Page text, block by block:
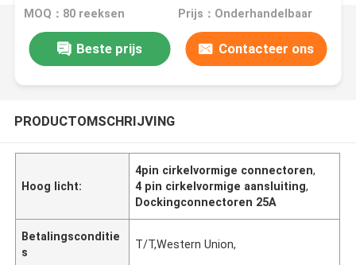
MOQ：80 reeksen Prijs：Onderhandelbaar
Beste prijs Contacteer ons
PRODUCTOMSCHRIJVING
Hoog licht:
4pin cirkelvormige connectoren,
4 pin cirkelvormige aansluiting,
Dockingconnectoren 25A
Betalingsconditie
s
T/T,Western Union,